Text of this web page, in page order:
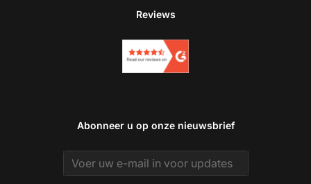
Reviews
Abonneer u op onze nieuwsbrief
Email address